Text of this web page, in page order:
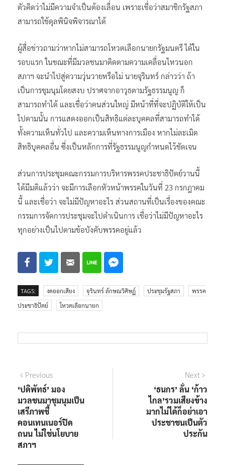
ตัวคิดว่าไม่มีความจำเป็นต้องเลื่อน เพราะเชื่อว่าสมาชิกรัฐสภา
สามารถใช้ดุลพินิจพิจารณาได้
ผู้สื่อข่าวถามว่าหากไม่สามารถโหวตเลือกนายกรัฐมนตรี ได้ใน
รอบแรก ในขณะที่มีมวลชนมาติดตามความเคลื่อนไหวนอก
สภาฯ จะนำไปสู่ความวุ่นวายหรือไม่ นายจุรินทร์ กล่าวว่า ถ้า
เป็นการชุมนุมโดยสงบ ปราศจากอาวุธตามรัฐธรรมนูญ ก็
สามารถทำได้ และเชื่อว่าคนส่วนใหญ่ มีหน้าที่ที่จะปฏิบัติให้เป็น
ไปตามนั้น การแสดงออกเป็นสิทธิแต่ละบุคคลที่สามารถทำได้
ทั้งความเห็นทั่วไป และความเห็นทางการเมือง หากไม่ละเมิด
สิทธิบุคคลอื่น ซึ่งเป็นหลักการที่รัฐธรรมนูญกำหนดไว้ชัดเจน
ส่วนการประชุมคณะกรรมการบริหารพรรคประชาธิปัตย์วานนี้
ได้มีมติแล้วว่า จะมีการเลือกหัวหน้าพรรคในวันที่ 23 กรกฎาคม
นี้ และเชื่อว่า จะไม่มีปัญหาอะไร ส่วนสถานที่เป็นเรื่องของคณะ
กรรมการจัดการประชุมจะไปดำเนินการ เชื่อว่าไม่มีปัญหาอะไร
ทุกอย่างเป็นไปตามข้อบังคับพรรคอยู่แล้ว
TAGS: งดออกเสียง จุรินทร์ ลักษณวิศิษฏ์ ประชุมรัฐสภา
พรรค
ประชาธิปัตย์
โหวตเลือกนายก
แนะแนว
เรื่อง
PreviousPrevious
post:
‘ปดิพัทธ์’ มอง
มวลชนมาชุมนุมเป็น
เสรีภาพชี้
คอนเทนเนอร์ปิด
ถนน ไม่ใช่นโยบาย
สภาฯ
Next
‘ธนกร’ ลั่น ‘ก้าว
ไกล’รวมเสียงข้าง
มากไม่ได้ก็อย่าเอา
ประชาชนเป็นตัว
ประกัน